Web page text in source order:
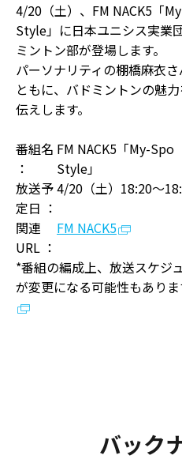
4/20（土）、FM NACK5「
Style」に日本ユニシス実業
ミントン部が登場します。
パーソナリティの棚橋麻衣さ
ともに、バドミントンの魅
伝えします。
番組名
：
FM NACK5「My-Spo
Style」
放送予
定日 ：
4/20（土）18:20〜
関連
URL ：
FM NACK5
*番組の編成上、放送スケジ
が変更になる可能性もありま
バック